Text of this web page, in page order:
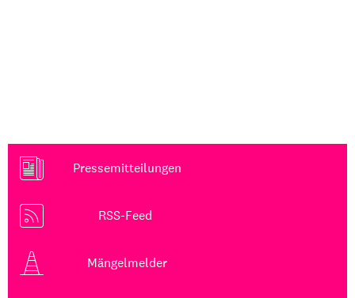
Pressemitteilungen
RSS-Feed
Mängelmelder